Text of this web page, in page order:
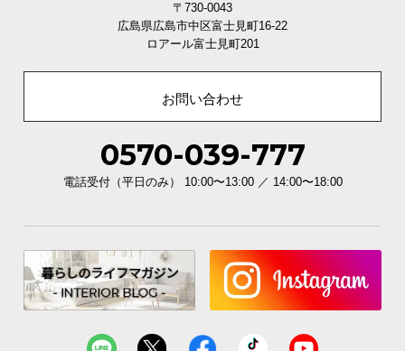
充実のアフターサービス
で、トータルでご満足頂けるように努めています。
〒730-0043
広島県広島市中区富士見町16-22
ロアール富士見町201
お問い合わせ
0570-039-777
電話受付（平日のみ） 10:00〜13:00 ／ 14:00〜18:00